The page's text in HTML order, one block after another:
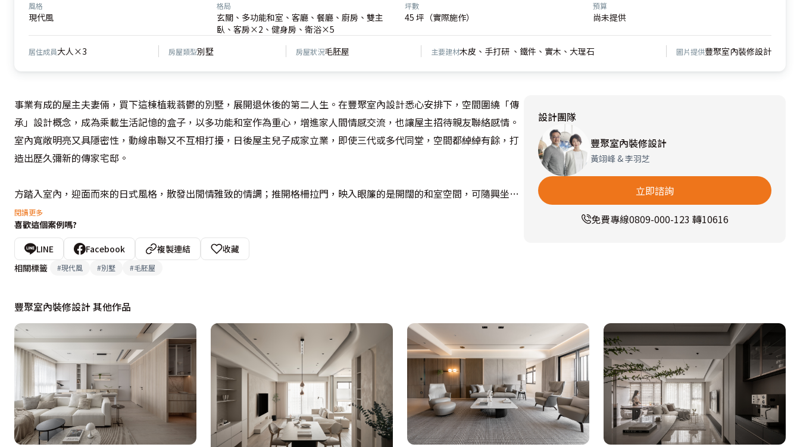
風格
現代風
格局
玄關、多功能和室、客廳、餐廳、廚房、雙主
臥、客房×2、健身房、衛浴×5
坪數
45 坪（實際施作）
預算
尚未提供
居住成員大人×3 房屋類型別墅 房屋狀況毛胚屋 主要建材木皮、手打研 、鐵件、實木、大理石 圖片提供豐聚室內裝修設計
事業有成的屋主夫妻倆，買下這棟植栽蓊鬱的別墅，展開退休後的第二人生。在豐聚室內設計悉心安排下，空間圍繞「傳
承」設計概念，成為乘載生活記憶的盒子，以多功能和室作為重心，增進家人間情感交流，也讓屋主招待親友聯絡感情。
室內寬敞明亮又具隱密性，動線串聯又不互相打擾，日後屋主兒子成家立業，即使三代或多代同堂，空間都綽綽有餘，打
造出歷久彌新的傳家宅邸。
方踏入室內，迎面而來的日式風格，散發出閒情雅致的情調；推開格柵拉門，映入眼簾的是開闊的和室空間，可隨興坐臥
的架高木地板與榻榻米帶來放鬆氛圍，成為家族聚會的社交場域，一口氣容納20多人都不成問題，平時是屋主沏茶懶坐的
座榻，一本書、一壺茶，進入一期一會的禪境；深深庭院篩落漫漫光影，簷廊成為欣賞扶疏綠意的最佳位置，靜待四季坐
看雲起，時光不由得靜下停止，享受松風雪霽的意境。
閱讀更多
喜歡這個案例嗎?
LINE Facebook 複製連結
收藏
相關標籤
#現代風 #別墅 #毛胚屋
設計團隊
豐聚室內裝修設計
黃翊峰 & 李羽芝
立即諮詢
免費專線0809-000-123 轉10616
豐聚室內裝修設計 其他作品